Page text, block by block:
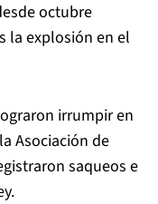
octubre
la explosión en el
irrumpir en
Asociación de
saqueos e